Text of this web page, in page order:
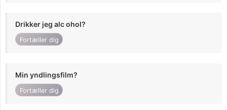
Drikker jeg alc ohol?
Fortæller dig
Min yndlingsfilm?
Fortæller dig